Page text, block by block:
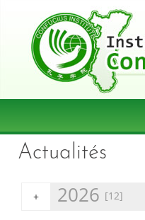
Actualités
+ 2026 [12]